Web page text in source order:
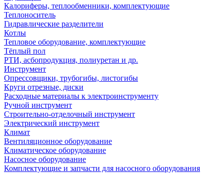
Калориферы, теплообменники, комплектующие
Теплоноситель
Гидравлические разделители
Котлы
Тепловое оборудование, комплектующие
Тёплый пол
РТИ, асбопродукция, полиуретан и др.
Инструмент
Опрессовщики, трубогибы, листогибы
Круги отрезные, диски
Расходные материалы к электроинструменту
Ручной инструмент
Строительно-отделочный инструмент
Электрический инструмент
Климат
Вентиляционное оборудование
Климатическое оборудование
Насосное оборудование
Комплектующие и запчасти для насосного оборудования